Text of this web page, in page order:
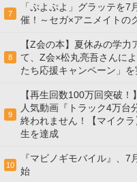
7
「ぷよぷよ」グラッテを
催！～セガ×アニメイトの
8
【Z会の本】夏休みの学
て、Z会×松丸亮吾さんに
たち応援キャンペーン」を
9
【再生回数100万回突破
人気動画『トラック4万台
終われません！【マイク
生を達成
10
『マビノギモバイル』、
始